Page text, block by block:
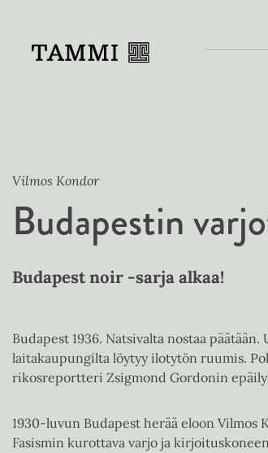
Vilmos Kondor
Budapestin
Budapest noir -sarja alkaa!
Budapest 1936. Natsivalta nostaa
laitakaupungilta löytyy ilotytön ruumis.
rikosreportteri Zsigmond Gordonin
1930-luvun Budapest herää eloon Vilmos
Fasismin kurottava varjo ja